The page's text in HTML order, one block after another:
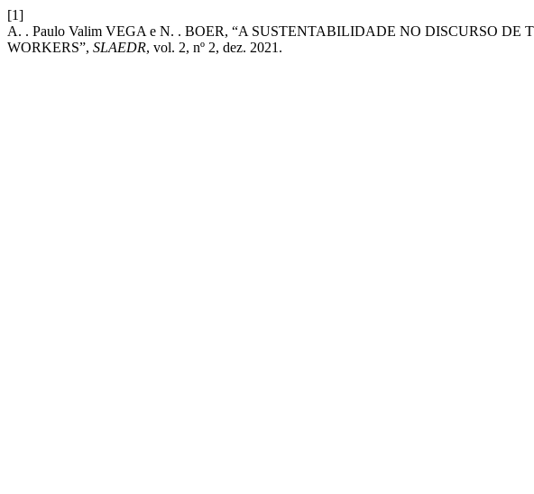
[1]
A. . Paulo Valim VEGA e N. . BOER, “A SUSTENTABILIDADE NO DISCURSO
WORKERS”, SLAEDR, vol. 2, nº 2, dez. 2021.